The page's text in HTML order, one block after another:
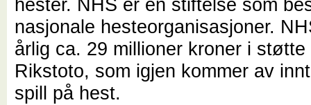
hester. NHS er en stiftelse som
nasjonale hesteorganisasjoner.
årlig ca. 29 millioner kroner i
Rikstoto, som igjen kommer av
spill på hest.